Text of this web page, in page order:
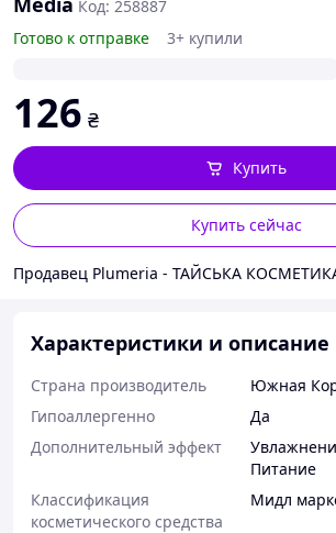
Код: 258887
Готово к отправке
3+ купили
126 ₴
Купить сейчас
Купить
Характеристики и описание
Страна производитель
Южная
Гипоаллергенно
Да
Дополнительный эффект
Питание
Классификация
косметического средства
Мидл